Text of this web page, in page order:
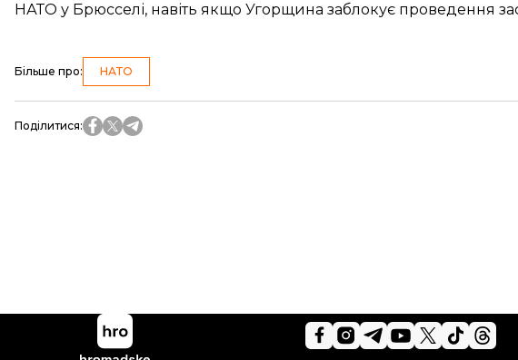
НАТО у Брюсселі, навіть якщо Угорщина заблокує проведення
Більше про: НАТО
Поділитися: